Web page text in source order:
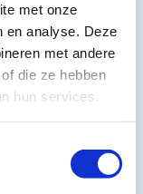
met onze
en analyse. Deze
met andere
die ze hebben
hun services.